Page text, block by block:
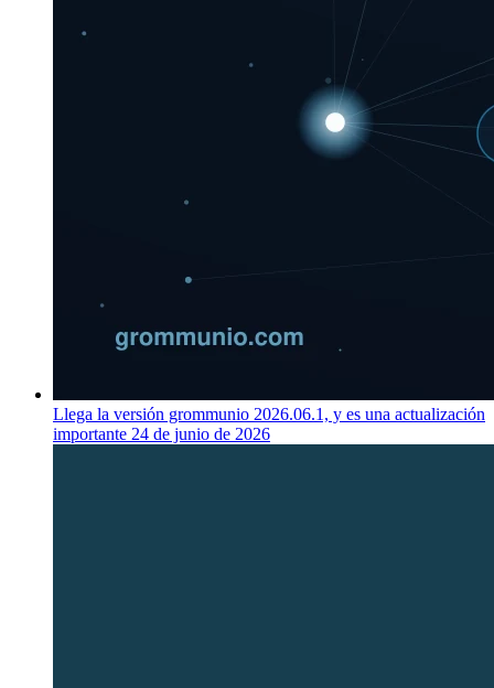
Llega la versión grommunio 2026.06.1, y es una actualización
importante 24 de junio de 2026